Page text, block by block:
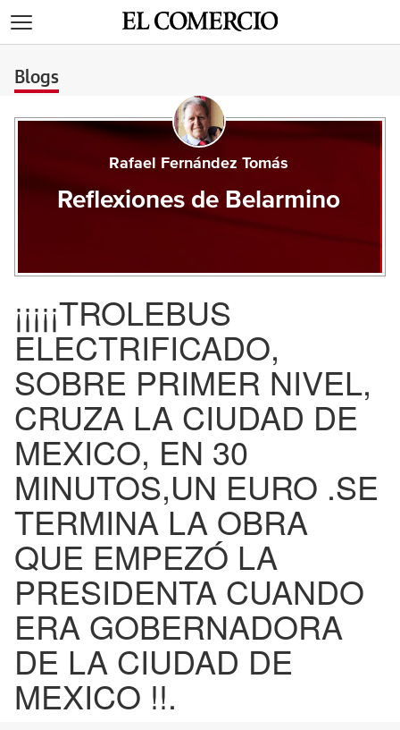
Blogs
Rafael Fernández Tomás
Reflexiones de Belarmino
¡¡¡¡¡TROLEBUS
ELECTRIFICADO,
SOBRE PRIMER NIVEL,
CRUZA LA CIUDAD DE
MEXICO, EN 30
MINUTOS,UN EURO .SE
TERMINA LA OBRA
QUE EMPEZÓ LA
PRESIDENTA CUANDO
ERA GOBERNADORA
DE LA CIUDAD DE
MEXICO !!.